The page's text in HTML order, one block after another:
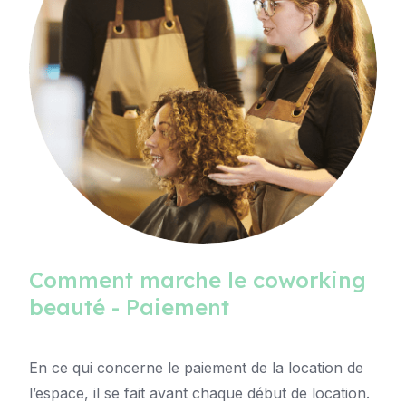
Comment marche le coworking
beauté - Paiement
En ce qui concerne le paiement de la location de
l’espace, il se fait avant chaque début de location.